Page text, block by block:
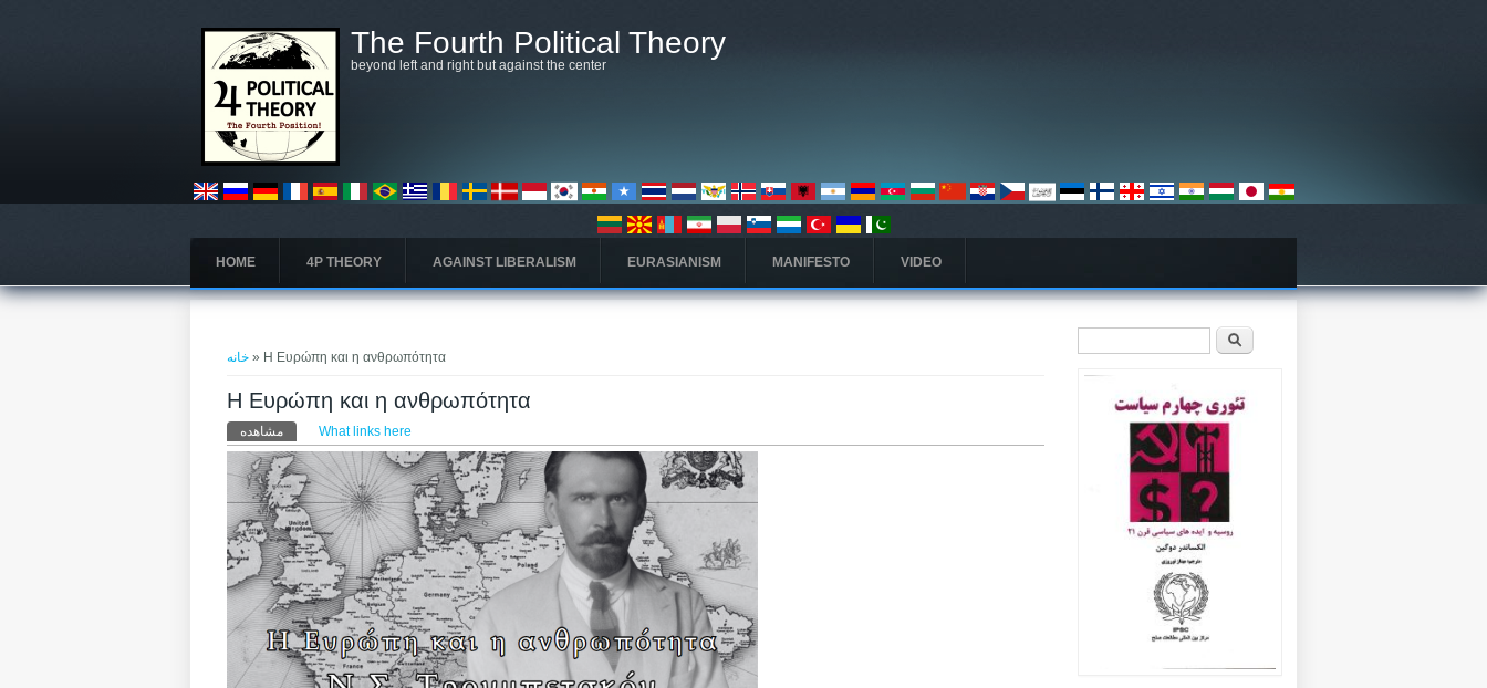
The Fourth Political Theory
beyond left and right but against the center
HOME 4P THEORY AGAINST LIBERALISM EURASIANISM MANIFESTO VIDEO
خانه » Η Ευρώπη και η ανθρωπότητα
Η Ευρώπη και η ανθρωπότητα
تب‌های اولیه
مشاهده (لبه فعال)
What links here